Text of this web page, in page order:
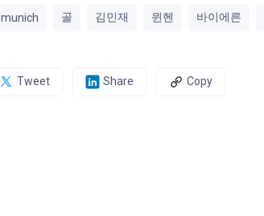
munich 골 김민재 뮌헨 바이에른
Tweet Share Copy